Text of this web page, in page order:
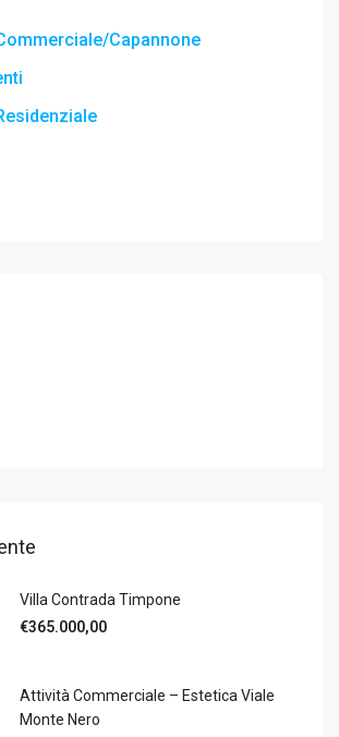
Capannone
Villa Contrada Timpone
€365.000,00
Attività Commerciale – Estetica Viale
Monte Nero